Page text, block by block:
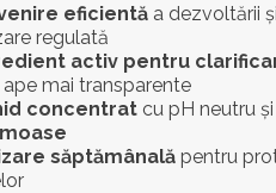
eficientăa dezvoltării
regulată
activ pentru
ape mai transparente
concentratcu pH neutru
săptămânalăpentru